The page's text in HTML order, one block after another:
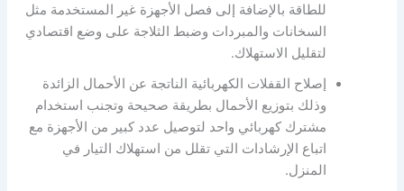
للطاقة بالإضافة إلى فصل الأجهزة غير المستخدمة مثل
السخانات والمبردات وضبط الثلاجة على وضع اقتصادي
لتقليل الاستهلاك.
إصلاح القفلات الكهربائية الناتجة عن الأحمال الزائدة
وذلك بتوزيع الأحمال بطريقة صحيحة وتجنب استخدام
مشترك كهربائي واحد لتوصيل عدد كبير من الأجهزة مع
اتباع الإرشادات التي تقلل من استهلاك التيار في
المنزل.